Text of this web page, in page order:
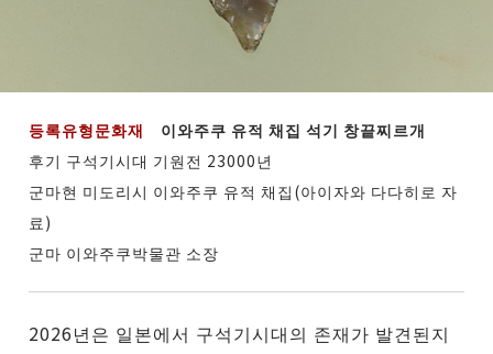
등록유형문화재
이와주쿠 유적 채집 석기 창끝찌르개
후기 구석기시대 기원전 23000년
군마현 미도리시 이와주쿠 유적 채집(아이자와 다다히로 자
료)
군마 이와주쿠박물관 소장
2026년은 일본에서 구석기시대의 존재가 발견된지